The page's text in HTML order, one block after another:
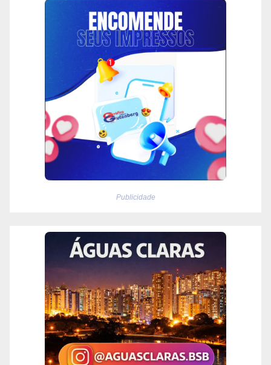
Publicidade